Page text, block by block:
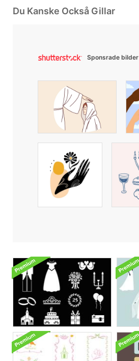
Du Kanske Också Gillar
Sponsrade bilder